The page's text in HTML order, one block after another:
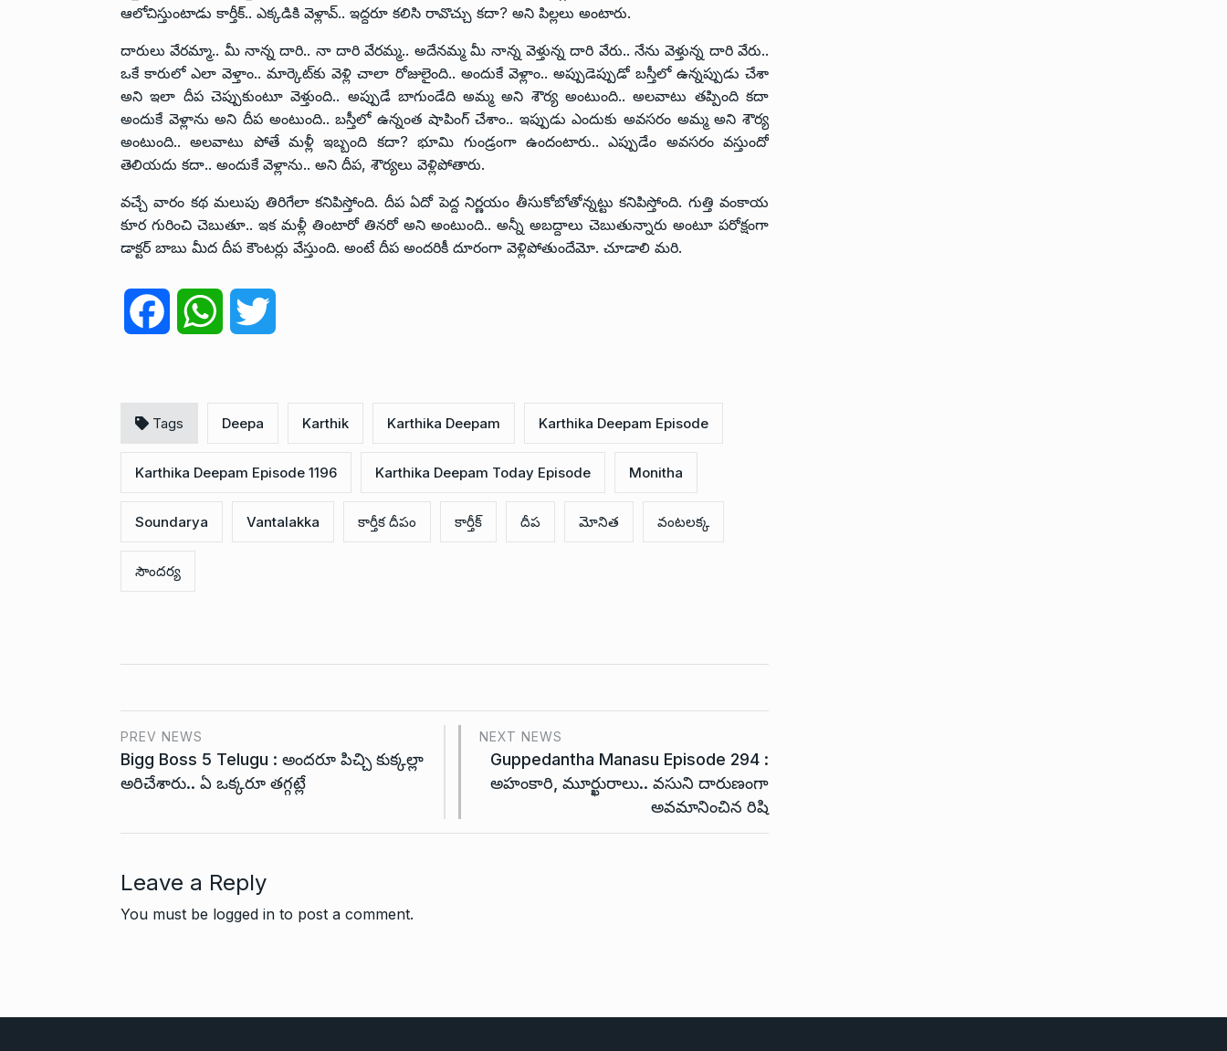
ఆలోచిస్తుంటాడు కార్తీక్.. ఎక్కడికి వెళ్లావ్.. ఇద్దరూ కలిసి రావొచ్చు కదా? అని పిల్లలు అంటారు.
దారులు వేరమ్మా.. మీ నాన్న దారి.. నా దారి వేరమ్మ.. అదేనమ్మ మీ నాన్న వెళ్తున్న దారి వేరు.. నేను వెళ్తున్న దారి వేరు..
ఒకే కారులో ఎలా వెళ్తాం.. మార్కెట్‌కు వెళ్లి చాలా రోజులైంది.. అందుకే వెళ్లాం.. అప్పుడెప్పుడో బస్తీలో ఉన్నప్పుడు చేశా
అని ఇలా దీప చెప్పుకుంటూ వెళ్తుంది.. అప్పుడే బాగుండేది అమ్మ అని శౌర్య అంటుంది.. అలవాటు తప్పింది కదా
అందుకే వెళ్లాను అని దీప అంటుంది.. బస్తీలో ఉన్నంత షాపింగ్ చేశాం.. ఇప్పుడు ఎందుకు అవసరం అమ్మ అని శౌర్య
అంటుంది.. అలవాటు పోతే మళ్లీ ఇబ్బంది కదా? భూమి గుండ్రంగా ఉందంటారు.. ఎప్పుడేం అవసరం వస్తుందో
తెలియదు కదా.. అందుకే వెళ్లాను.. అని దీప, శౌర్యలు వెళ్లిపోతారు.
వచ్చే వారం కథ మలుపు తిరిగేలా కనిపిస్తోంది. దీప ఏదో పెద్ద నిర్ణయం తీసుకోబోతోన్నట్టు కనిపిస్తోంది. గుత్తి వంకాయ
కూర గురించి చెబుతూ.. ఇక మళ్లీ తింటారో తినరో అని అంటుంది.. అన్నీ అబద్దాలు చెబుతున్నారు అంటూ పరోక్షంగా
డాక్టర్ బాబు మీద దీప కౌంటర్లు వేస్తుంది. అంటే దీప అందరికీ దూరంగా వెళ్లిపోతుందేమో. చూడాలి మరి.
c
e
b
o
o
W
a
t
s
A
i
t
t
e
Tags Deepa Karthik Karthika Deepam Karthika Deepam Episode
Karthika Deepam Episode 1196 Karthika Deepam Today Episode Monitha
Soundarya Vantalakka కార్తీక దీపం కార్తీక్ దీప మోనిత వంటలక్క
సౌందర్య
PREV NEWS
Bigg Boss 5 Telugu : అందరూ పిచ్చి కుక్కల్లా
అరిచేశారు.. ఏ ఒక్కరూ తగ్గట్లే
NEXT NEWS
Guppedantha Manasu Episode 294 :
అహంకారి, మూర్ఖురాలు.. వసుని దారుణంగా
అవమానించిన రిషి
Leave a Reply
You must be logged in to post a comment.